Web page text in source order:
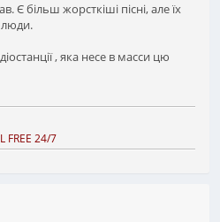
Є більш жорсткіші пісні, але їх
люди.
, яка несе в масси цю
FREE 24/7